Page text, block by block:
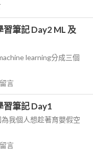
筆記 Day2 ML 及
learning分成三個
言
筆記 Day1
我個人想趁著育嬰假空
言